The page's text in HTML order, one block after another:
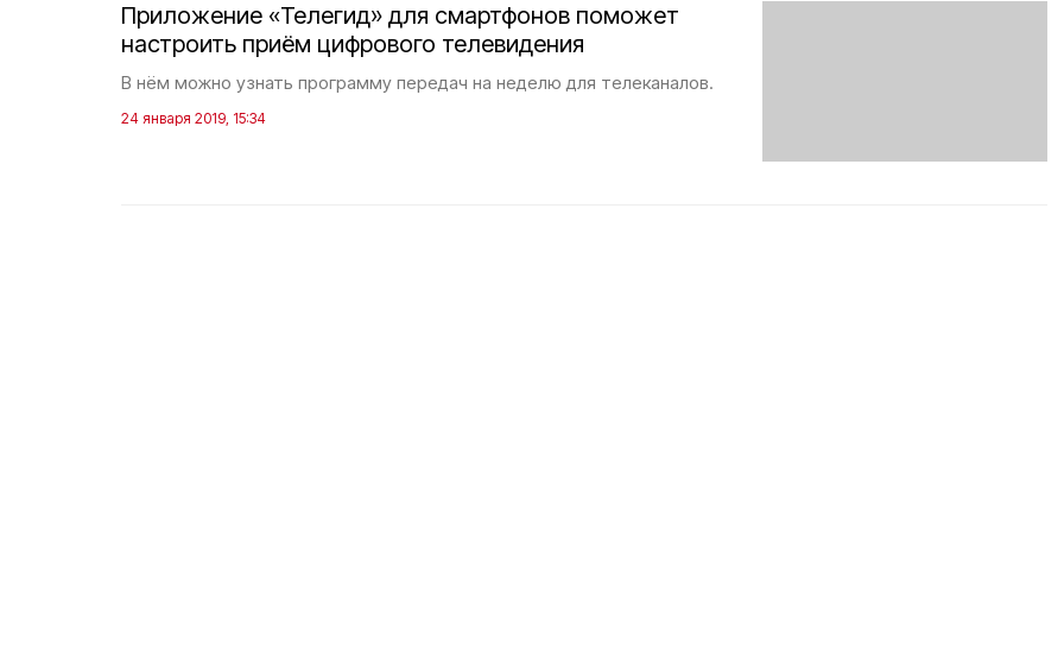
Приложение «Телегид» для смартфонов поможет
настроить приём цифрового телевидения
В нём можно узнать программу передач на неделю для телеканалов.
24 января 2019, 15:34